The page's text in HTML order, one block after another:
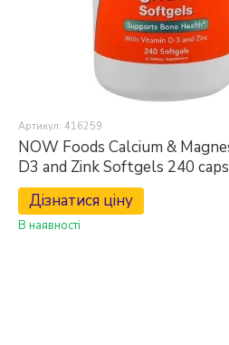
Артикул: 416259
NOW Foods Calcium &
D3 and Zink Softgels 240 caps
Дізнатися ціну
В наявності